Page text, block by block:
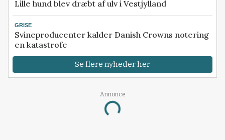
Lille hund blev dræbt af ulv i Vestjylland
GRISE
Svineproducenter kalder Danish Crowns notering
en katastrofe
Se flere nyheder her
Annonce
Loading...